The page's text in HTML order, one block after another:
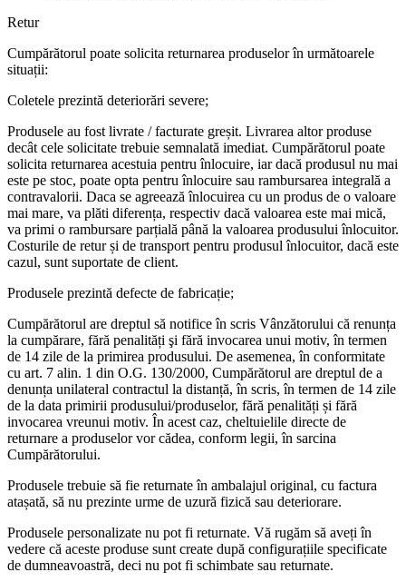
Retur
Cumpărătorul poate solicita returnarea produselor în următoarele
situații:
Coletele prezintă deteriorări severe;
Produsele au fost livrate / facturate greșit. Livrarea altor produse
decât cele solicitate trebuie semnalată imediat. Cumpărătorul poate
solicita returnarea acestuia pentru înlocuire, iar dacă produsul nu mai
este pe stoc, poate opta pentru înlocuire sau rambursarea integrală a
contravalorii. Daca se agreează înlocuirea cu un produs de o valoare
mai mare, va plăti diferența, respectiv dacă valoarea este mai mică,
va primi o rambursare parțială până la valoarea produsului înlocuitor.
Costurile de retur și de transport pentru produsul înlocuitor, dacă este
cazul, sunt suportate de client.
Produsele prezintă defecte de fabricație;
Cumpărătorul are dreptul să notifice în scris Vânzătorului că renunța
la cumpărare, fără penalități şi fără invocarea unui motiv, în termen
de 14 zile de la primirea produsului. De asemenea, în conformitate
cu art. 7 alin. 1 din O.G. 130/2000, Cumpărătorul are dreptul de a
denunța unilateral contractul la distanță, în scris, în termen de 14 zile
de la data primirii produsului/produselor, fără penalități și fără
invocarea vreunui motiv. În acest caz, cheltuielile directe de
returnare a produselor vor cădea, conform legii, în sarcina
Cumpărătorului.
Produsele trebuie să fie returnate în ambalajul original, cu factura
atașată, să nu prezinte urme de uzură fizică sau deteriorare.
Produsele personalizate nu pot fi returnate. Vă rugăm să aveți în
vedere că aceste produse sunt create după configurațiile specificate
de dumneavoastră, deci nu pot fi schimbate sau returnate.